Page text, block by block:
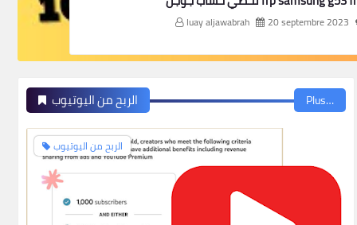
luay aljawabrah 20 septembre 2023
الربح من اليوتيوب Plus…
الربح من اليوتيوب